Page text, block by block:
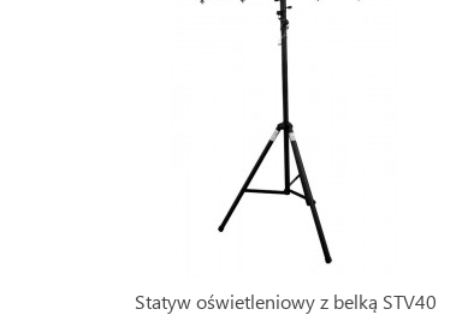
Statyw oświetleniowy z belką STV40